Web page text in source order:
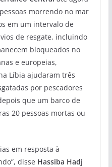
morrendo no mar
em um intervalo de
de resgate, incluindo
bloqueados no
e europeias,
Líbia ajudaram três
por pescadores
que um barco de
20 pessoas mortas ou
em resposta à
disse Hassiba Hadj